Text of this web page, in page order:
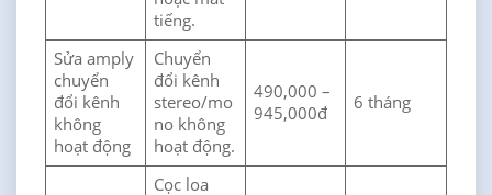
tiếng.
Sửa amply
chuyển
đổi kênh
không
hoạt động
Chuyển
đổi kênh
stereo/mo
no không
hoạt động.
490,000 –
945,000đ
6 tháng
Cọc loa